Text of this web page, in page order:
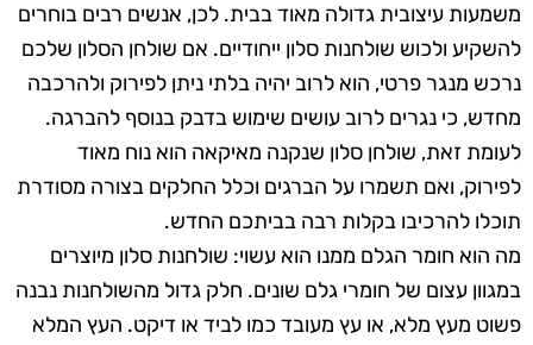
משמעות עיצובית גדולה מאוד בבית. לכן, אנשים רבים בוחרים
להשקיע ולכוש שולחנות סלון ייחודיים. אם שולחן הסלון שלכם
נרכש מנגר פרטי, הוא לרוב יהיה בלתי ניתן לפירוק ולהרכבה
מחדש, כי נגרים לרוב עושים שימוש בדבק בנוסף להברגה.
לעומת זאת, שולחן סלון שנקנה מאיקאה הוא נוח מאוד
לפירוק, ואם תשמרו על הברגים וכלל החלקים בצורה מסודרת
תוכלו להרכיבו בקלות רבה בביתכם החדש.
מה הוא חומר הגלם ממנו הוא עשוי: שולחנות סלון מיוצרים
במגוון עצום של חומרי גלם שונים. חלק גדול מהשולחנות נבנה
פשוט מעץ מלא, או עץ מעובד כמו לביד או דיקט. העץ המלא